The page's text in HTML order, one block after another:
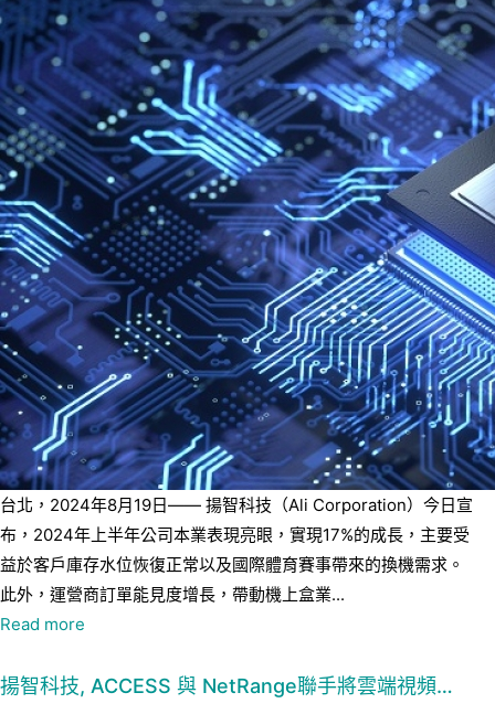
台北，2024年8月19日—— 揚智科技（Ali Corporation）今日宣
布，2024年上半年公司本業表現亮眼，實現17%的成長，主要受
益於客戶庫存水位恢復正常以及國際體育賽事帶來的換機需求。
此外，運營商訂單能見度增長，帶動機上盒業...
Read more
揚智科技, ACCESS 與 NetRange聯手將雲端視頻…